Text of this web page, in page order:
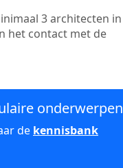
3 architecten in
het contact met de
onderwerpen
de kennisbank